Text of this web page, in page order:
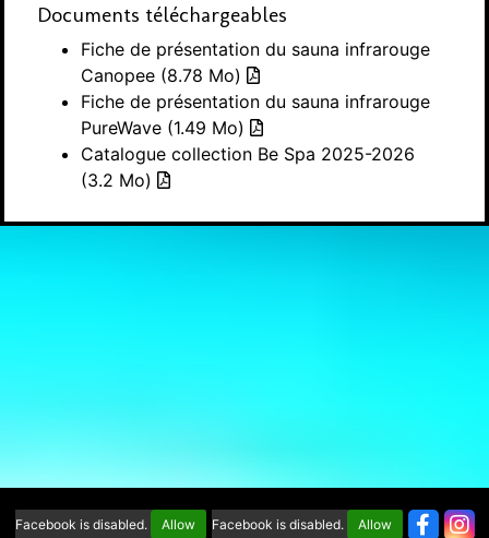
Documents téléchargeables
Fiche de présentation du sauna infrarouge
Canopee (8.78 Mo)
Fiche de présentation du sauna infrarouge
PureWave (1.49 Mo)
Catalogue collection Be Spa 2025-2026
(3.2 Mo)
Facebook is disabled. Allow Facebook is disabled. Allow